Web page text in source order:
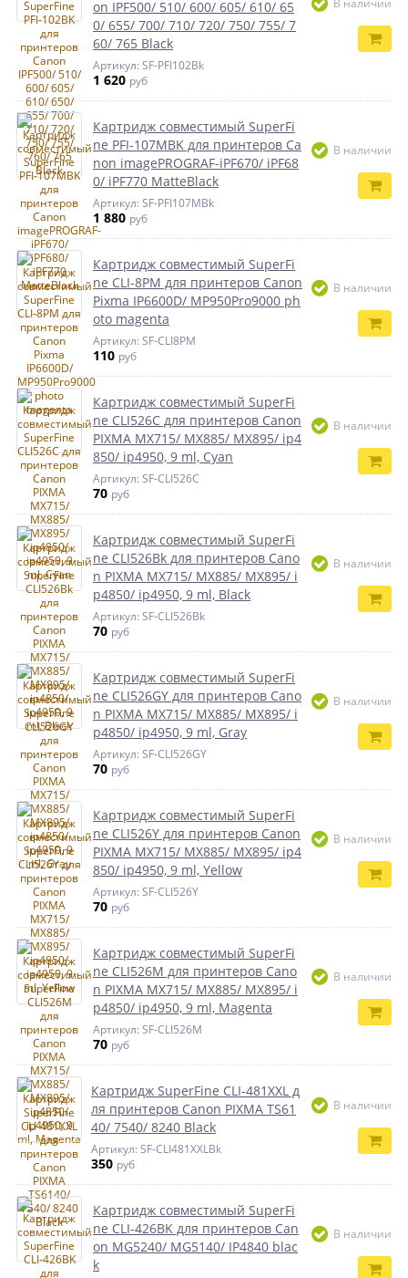
on IPF500/ 510/ 600/ 605/ 610/ 65
0/ 655/ 700/ 710/ 720/ 750/ 755/ 7
60/ 765 Black
Артикул: SF-PFI102Bk
1 620 руб
В наличии
Картридж совместимый SuperFi
ne PFI-107MBK для принтеров Ca
non imagePROGRAF-iPF670/ iPF68
0/ iPF770 MatteBlack
Артикул: SF-PFI107MBk
1 880 руб
В наличии
Картридж совместимый SuperFi
ne CLI-8PM для принтеров Canon
Pixma IP6600D/ MP950Pro9000 ph
oto magenta
Артикул: SF-CLI8PM
110 руб
В наличии
Картридж совместимый SuperFi
ne CLI526C для принтеров Canon
PIXMA MX715/ MX885/ MX895/ ip4
850/ ip4950, 9 ml, Cyan
Артикул: SF-CLI526C
70 руб
В наличии
Картридж совместимый SuperFi
ne CLI526Bk для принтеров Cano
n PIXMA MX715/ MX885/ MX895/ i
p4850/ ip4950, 9 ml, Black
Артикул: SF-CLI526Bk
70 руб
В наличии
Картридж совместимый SuperFi
ne CLI526GY для принтеров Cano
n PIXMA MX715/ MX885/ MX895/ i
p4850/ ip4950, 9 ml, Gray
Артикул: SF-CLI526GY
70 руб
В наличии
Картридж совместимый SuperFi
ne CLI526Y для принтеров Canon
PIXMA MX715/ MX885/ MX895/ ip4
850/ ip4950, 9 ml, Yellow
Артикул: SF-CLI526Y
70 руб
В наличии
Картридж совместимый SuperFi
ne CLI526M для принтеров Cano
n PIXMA MX715/ MX885/ MX895/ i
p4850/ ip4950, 9 ml, Magenta
Артикул: SF-CLI526M
70 руб
В наличии
Картридж SuperFine CLI-481XXL д
ля принтеров Canon PIXMA TS61
40/ 7540/ 8240 Black
Артикул: SF-CLI481XXLBk
350 руб
В наличии
Картридж совместимый SuperFi
ne CLI-426BK для принтеров Can
on MG5240/ MG5140/ IP4840 blac
k
В наличии